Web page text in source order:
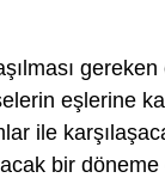
eşlerine
ile
bir döneme